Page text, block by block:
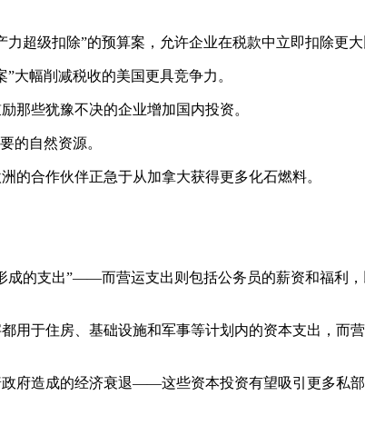
超级扣除”的预算案，允许企业在税款中立即扣除更大
大幅削减税收的美国更具竞争力。
那些犹豫不决的企业增加国内投资。
的自然资源。
合作伙伴正急于从加拿大获得更多化石燃料。
的支出”——而营运支出则包括公务员的薪资和福利
于住房、基础设施和军事等计划内的资本支出，而
府造成的经济衰退——这些资本投资有望吸引更多私